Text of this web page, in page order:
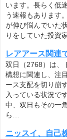
います。長らく低
う速報もあります
が伸び悩んでいた
りをしていた投資
レアアース関連
双日（2768）は、
構想に関連し、注
ース支配を切り崩
入っている状況で
中、双日もその一
ら…
ニッスイ、自己